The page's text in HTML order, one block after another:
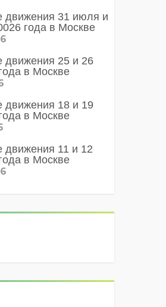
движения 31 июля и
года в Москве
движения 25 и 26
в Москве
движения 18 и 19
в Москве
движения 11 и 12
в Москве